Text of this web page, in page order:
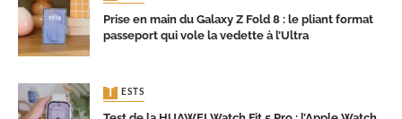
Prise en main du Galaxy Z Fold 8 : le pliant format
passeport qui vole la vedette à l’Ultra
TESTS